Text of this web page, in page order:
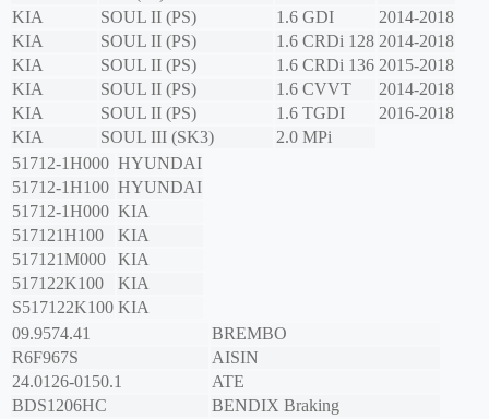
KIA
SOUL II (PS) 1.6 GDI
2014-2018
KIA
SOUL II (PS) 1.6 CRDi 128 2014-2018
KIA
SOUL II (PS) 1.6 CRDi 136 2015-2018
KIA
SOUL II (PS) 1.6 CVVT
2014-2018
KIA
SOUL II (PS) 1.6 TGDI
2016-2018
KIA
SOUL III (SK3)
2.0 MPi
51712-1H000 HYUNDAI
51712-1H100 HYUNDAI
51712-1H000 KIA
517121H100
KIA
517121M000
KIA
517122K100
KIA
S517122K100 KIA
09.9574.41
BREMBO
R6F967S
AISIN
24.0126-0150.1
ATE
BDS1206HC
BENDIX Braking